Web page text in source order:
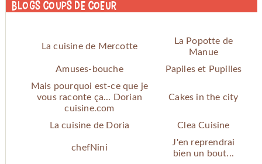
Blogs coups de coeur
La cuisine de Mercotte
La Popotte de
Manue
Amuses-bouche
Papiles et Pupilles
Mais pourquoi est-ce que je
vous raconte ça... Dorian
cuisine.com
Cakes in the city
La cuisine de Doria Clea Cuisine
chefNini
J'en reprendrai
bien un bout...